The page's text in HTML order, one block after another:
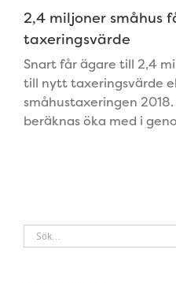
2,4 miljoner småhus
taxeringsvärde
Snart får ägare till 2,4
till nytt taxeringsvärde
småhustaxeringen
beräknas öka med i
Sök
efter: